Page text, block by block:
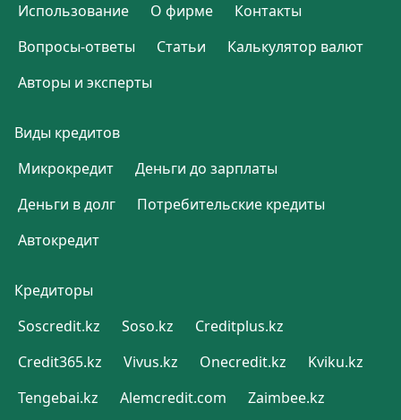
Использование
О фирме
Контакты
Вопросы-ответы
Статьи
Калькулятор валют
Авторы и эксперты
Виды кредитов
Микрокредит
Деньги до зарплаты
Деньги в долг
Потребительские кредиты
Автокредит
Кредиторы
Soscredit.kz
Soso.kz
Creditplus.kz
Credit365.kz
Vivus.kz Onecredit.kz
Kviku.kz
Tengebai.kz
Alemcredit.com Zaimbee.kz